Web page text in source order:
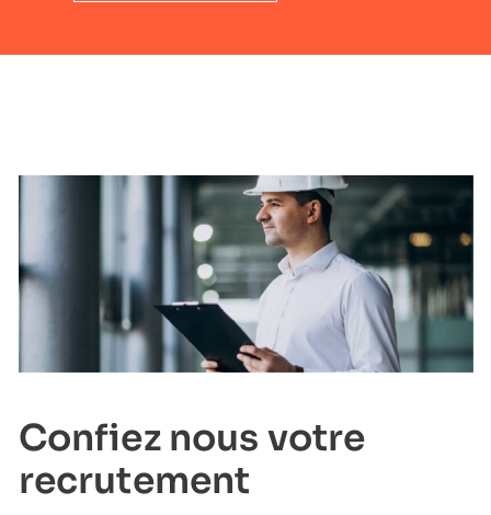
Confiez nous votre
recrutement